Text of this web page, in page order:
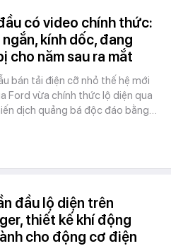
có video chính thức:
kính dốc, đang
cho năm sau ra mắt
bán tải điện cỡ nhỏ thế hệ mới
Ford vừa chính thức lộ diện qua
dịch quảng bá độc đáo bằng…
đầu lộ diện trên
thiết kế khí động
cho động cơ điện